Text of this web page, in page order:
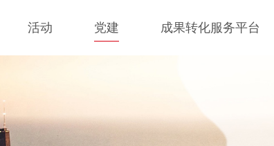
活动 党建 成果转化服务平台